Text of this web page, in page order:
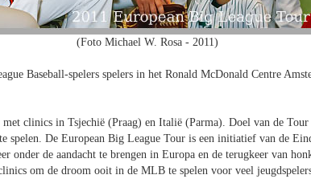
(Foto Michael W. Rosa - 2011)
Baseball-spelers spelers in het Ronald McDonald Centre
clinics in Tsjechië (Praag) en Italië (Parma). Doel van de
spelen. De European Big League Tour is een initiatief van de
onder de aandacht te brengen in Europa en de terugkeer van
om de droom ooit in de MLB te spelen voor veel